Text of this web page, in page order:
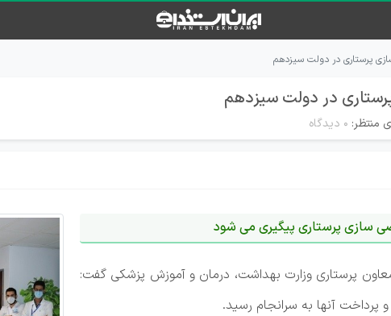
پرستاری در دولت سیزدهم
در دولت سیزدهم
منتظر: ۰ دیدگاه
سازی پرستاری پیگیری می شود
معاون پرستاری وزارت بهداشت، درمان و آموزش پزشکی گفت:
آنها به سرانجام رسید.